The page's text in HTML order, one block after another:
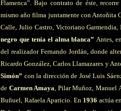
Flamenca”. Bajo contrato de éste,
mismo año filma juntamente con Antoñita
Calle, Julio Castro, Victoriano
negro que tenía el alma blanca”Antes,
del realizador Fernando Jordán, donde
Ricardo González, Carlos Llamazares y
Simón” con la dirección de José Luis
de Carmen Amaya, Pilar Muñoz, Manuel
Buñuel, Rafaela Aparicio. En 1936 actúa